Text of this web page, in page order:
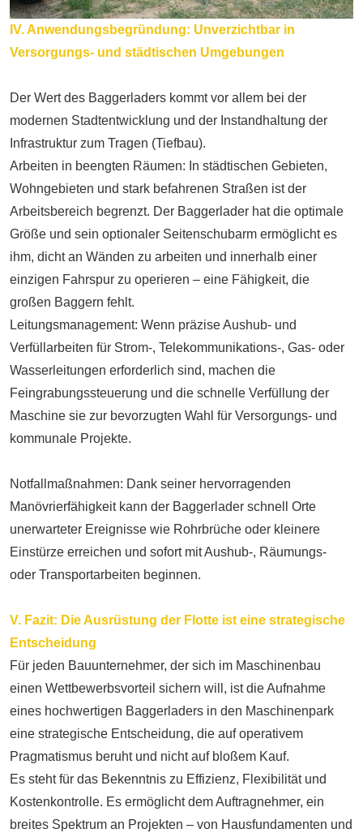
IV. Anwendungsbegründung: Unverzichtbar in
Versorgungs- und städtischen Umgebungen
Der Wert des Baggerladers kommt vor allem bei der
modernen Stadtentwicklung und der Instandhaltung der
Infrastruktur zum Tragen (Tiefbau).
Arbeiten in beengten Räumen: In städtischen Gebieten,
Wohngebieten und stark befahrenen Straßen ist der
Arbeitsbereich begrenzt. Der Baggerlader hat die optimale
Größe und sein optionaler Seitenschubarm ermöglicht es
ihm, dicht an Wänden zu arbeiten und innerhalb einer
einzigen Fahrspur zu operieren – eine Fähigkeit, die
großen Baggern fehlt.
Leitungsmanagement: Wenn präzise Aushub- und
Verfüllarbeiten für Strom-, Telekommunikations-, Gas- oder
Wasserleitungen erforderlich sind, machen die
Feingrabungssteuerung und die schnelle Verfüllung der
Maschine sie zur bevorzugten Wahl für Versorgungs- und
kommunale Projekte.
Notfallmaßnahmen: Dank seiner hervorragenden
Manövrierfähigkeit kann der Baggerlader schnell Orte
unerwarteter Ereignisse wie Rohrbrüche oder kleinere
Einstürze erreichen und sofort mit Aushub-, Räumungs-
oder Transportarbeiten beginnen.
V. Fazit: Die Ausrüstung der Flotte ist eine strategische
Entscheidung
Für jeden Bauunternehmer, der sich im Maschinenbau
einen Wettbewerbsvorteil sichern will, ist die Aufnahme
eines hochwertigen Baggerladers in den Maschinenpark
eine strategische Entscheidung, die auf operativem
Pragmatismus beruht und nicht auf bloßem Kauf.
Es steht für das Bekenntnis zu Effizienz, Flexibilität und
Kostenkontrolle. Es ermöglicht dem Auftragnehmer, ein
breites Spektrum an Projekten – von Hausfundamenten und